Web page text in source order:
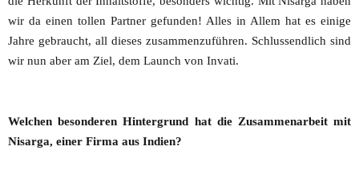
wir da einen tollen Partner gefunden! Alles in Allem hat es einige
Jahre gebraucht, all dieses zusammenzuführen. Schlussendlich sind
wir nun aber am Ziel, dem Launch von Invati.
Welchen besonderen Hintergrund hat die Zusammenarbeit mit
Nisarga, einer Firma aus Indien?